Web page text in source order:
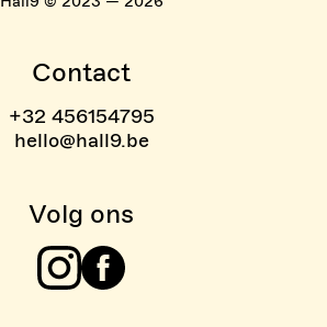
Contact
+32 456154795
hello@hall9.be
Volg ons